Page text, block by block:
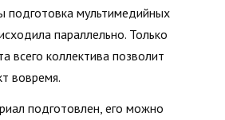
подготовка мультимедийных
параллельно. Только
всего коллектива позволит
вовремя.
подготовлен, его можно